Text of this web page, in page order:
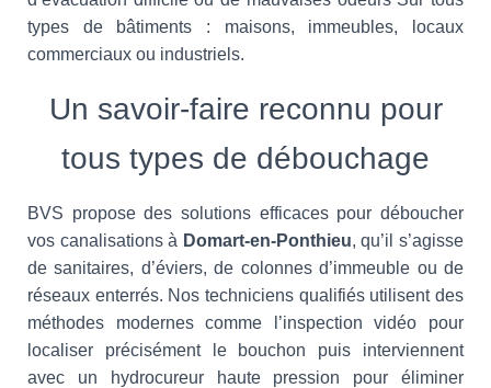
types de bâtiments : maisons, immeubles, locaux
commerciaux ou industriels.
Un savoir-faire reconnu pour
tous types de débouchage
BVS propose des solutions efficaces pour déboucher
vos canalisations à Domart-en-Ponthieu, qu’il s’agisse
de sanitaires, d’éviers, de colonnes d’immeuble ou de
réseaux enterrés. Nos techniciens qualifiés utilisent des
méthodes modernes comme l’inspection vidéo pour
localiser précisément le bouchon puis interviennent
avec un hydrocureur haute pression pour éliminer